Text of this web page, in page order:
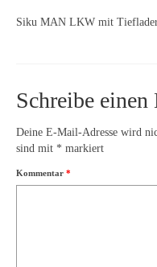
Siku MAN LKW mit
Schreibe
Deine E-Mail-Adresse wird
sind mit * markiert
Kommentar *